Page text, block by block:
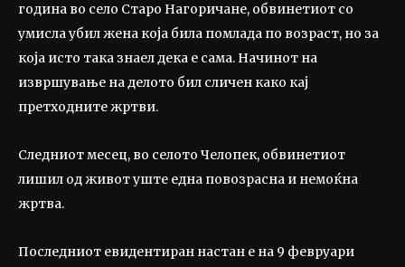
година во село Старо Нагоричане, обвинетиот со
умисла убил жена која била помлада по возраст, но за
која исто така знаел дека е сама. Начинот на
извршување на делото бил сличен како кај
претходните жртви.
Следниот месец, во селото Челопек, обвинетиот
лишил од живот уште една повозрасна и немоќна
жртва.
Последниот евидентиран настан е на 9 февруари